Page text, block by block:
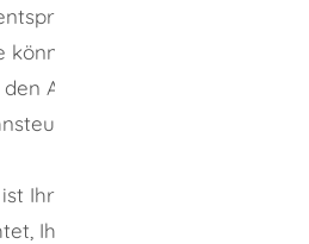
dann der
können den Arbeitgeber
Abruf der
Ihr Arbeitgeber
Ihren Arbeitslohn nach